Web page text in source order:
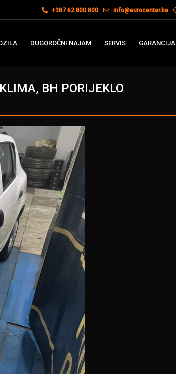
+387 62 800 800 info@eurocentar.ba
DUGOROČNI NAJAM SERVIS GARANCIJA
BH PORIJEKLO